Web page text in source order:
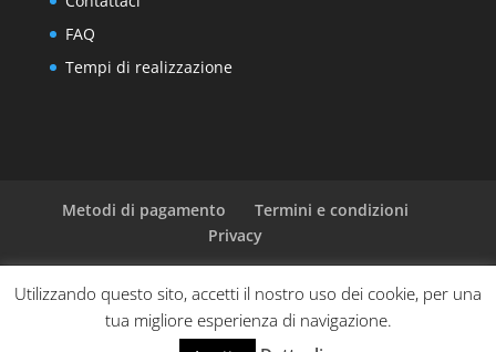
FAQ
Tempi di realizzazione
Metodi di pagamento
Termini e condizioni
Privacy
Progettato daElegant Themes| Sviluppato da
Utilizzando questo sito, accetti il nostro uso dei cookie, per una
tua migliore esperienza di navigazione.